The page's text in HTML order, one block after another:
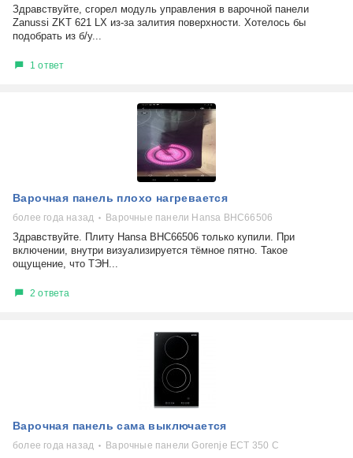
Здравствуйте, сгорел модуль управления в варочной панели
Zanussi ZKT 621 LX из-за залития поверхности. Хотелось бы
подобрать из б/у...
1 ответ
Варочная панель плохо нагревается
более года назад Варочные панели Hansa BHC66506
Здравствуйте. Плиту Hansa BHC66506 только купили. При
включении, внутри визуализируется тёмное пятно. Такое
ощущение, что ТЭН...
2 ответа
Варочная панель сама выключается
более года назад Варочные панели Gorenje ECT 350 C